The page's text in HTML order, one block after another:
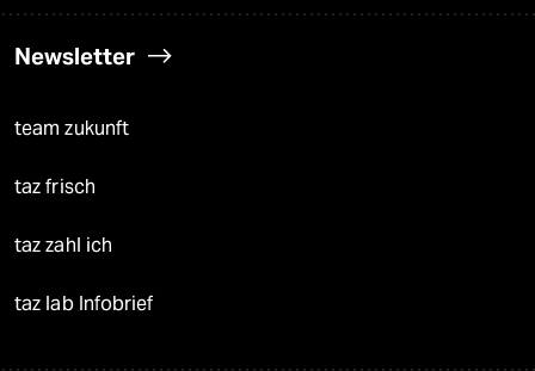
Newsletter
team zukunft
taz frisch
taz zahl ich
taz lab Infobrief